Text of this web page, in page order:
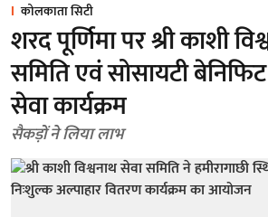
कोलकाता सिटी
शरद पूर्णिमा पर श्री काशी
समिति एवं सोसायटी
सेवा कार्यक्रम
सैकड़ों ने लिया लाभ